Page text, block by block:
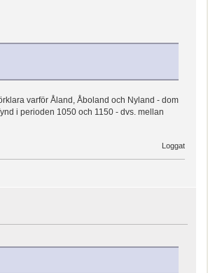
varför Åland, Åboland och Nyland - dom
i perioden 1050 och 1150 - dvs. mellan
Loggat